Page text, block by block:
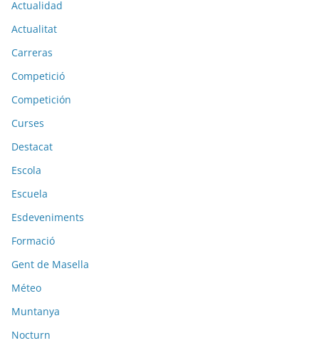
Actualidad
Actualitat
Carreras
Competició
Competición
Curses
Destacat
Escola
Escuela
Esdeveniments
Formació
Gent de Masella
Méteo
Muntanya
Nocturn